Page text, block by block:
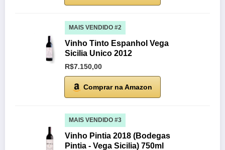
MAIS VENDIDO #2
Vinho Tinto Espanhol Vega
Sicilia Unico 2012
R$7.150,00
Comprar na Amazon
MAIS VENDIDO #3
Vinho Pintia 2018 (Bodegas
Pintia - Vega Sicilia) 750ml